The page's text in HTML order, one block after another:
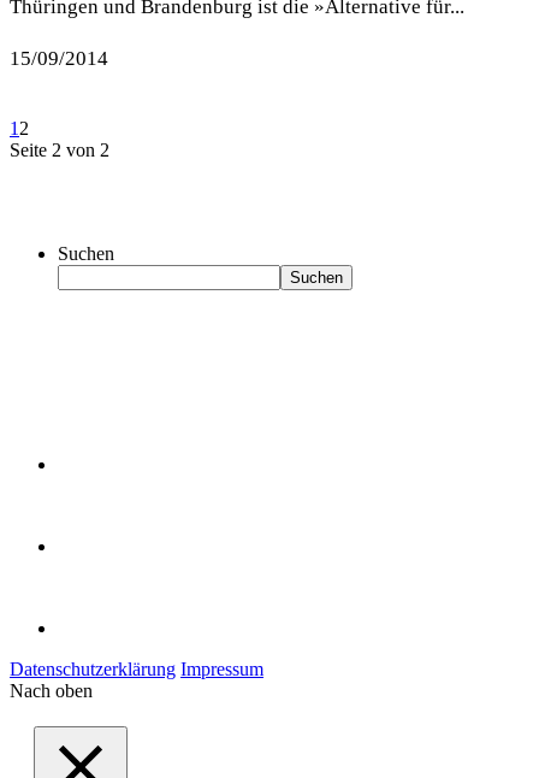
Thüringen und Brandenburg ist die »Alternative für...
15/09/2014
1 2
Seite 2 von 2
Suchen
Suchen
Datenschutzerklärung Impressum
Nach oben